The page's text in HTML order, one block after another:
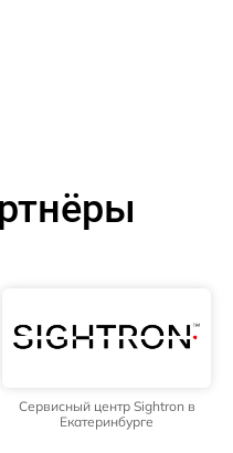
Сервисный центр Sightron в
Екатеринбурге